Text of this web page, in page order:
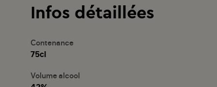
Infos détaillées
Contenance
75cl
Volume alcool